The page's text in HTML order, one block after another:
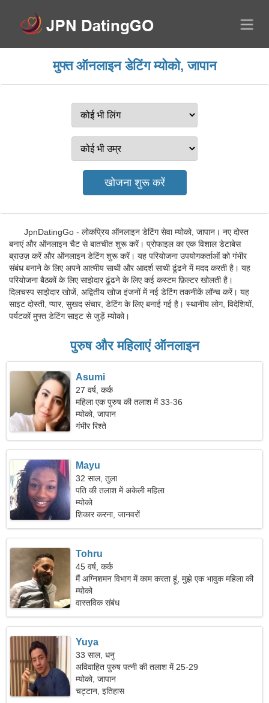
मुफ्त ऑनलाइन डेटिंग म्योको, जापान
JpnDatingGo - लोकप्रिय ऑनलाइन डेटिंग सेवा म्योको, जापान। नए दोस्त
बनाएं और ऑनलाइन चैट से बातचीत शुरू करें। प्रोफाइल का एक विशाल डेटाबेस
ब्राउज़ करें और ऑनलाइन डेटिंग शुरू करें। यह परियोजना उपयोगकर्ताओं को गंभीर
संबंध बनाने के लिए अपने आत्मीय साथी और आदर्श साथी ढूंढने में मदद करती है। यह
परियोजना बैठकों के लिए साझेदार ढूंढने के लिए कई कस्टम फ़िल्टर खोलती है।
दिलचस्प साझेदार खोजें, अद्वितीय खोज इंजनों में नई डेटिंग तकनीकें लॉन्च करें। यह
साइट दोस्ती, प्यार, सुखद संचार, डेटिंग के लिए बनाई गई है। स्थानीय लोग, विदेशियों,
पर्यटकों मुफ्त डेटिंग साइट से जुड़ें म्योको।
पुरुष और महिलाएं ऑनलाइन
Asumi
27 वर्ष, कर्क
महिला एक पुरुष की तलाश में 33-36
म्योको, जापान
गंभीर रिश्ते
Mayu
32 साल, तुला
पति की तलाश में अकेली महिला
म्योको
शिकार करना, जानवरों
Tohru
45 वर्ष, कर्क
मैं अग्निशमन विभाग में काम करता हूं, मुझे एक भावुक महिला की
जरूरत है।
म्योको
वास्तविक संबंध
Yuya
33 साल, धनु
अविवाहित पुरुष पत्नी की तलाश में 25-29
म्योको, जापान
चट्टान, इतिहास